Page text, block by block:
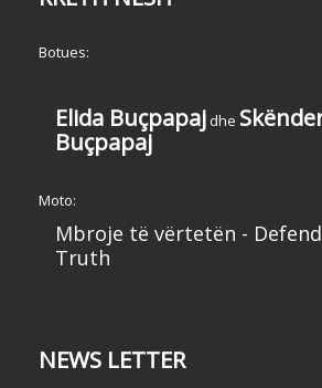
Botues:
Elida Buçpapaj dhe
Buçpapaj
Moto:
Mbroje të vërtetën -
Truth
NEWS LETTER